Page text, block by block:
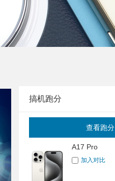
搞机跑分
查看跑分
A17 Pro
加入对比